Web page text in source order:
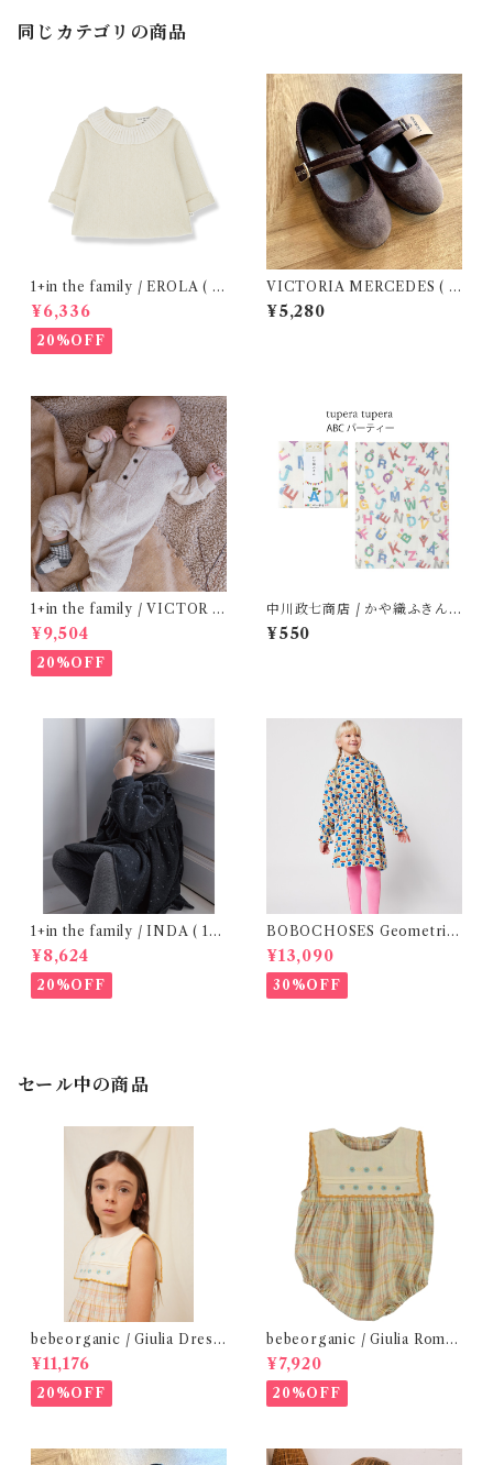
同じカテゴリの商品
1+in the family / EROLA ( 2
4m )
¥6,336
20%OFF
VICTORIA MERCEDES ( 2
9-34 / Testa )
¥5,280
1+in the family / VICTOR (
12m )
¥9,504
20%OFF
中川政七商店 / かや織ふきん (
tupera tupera ABCパーティ
ー)
¥550
1+in the family / INDA ( 12-
48m )
¥8,624
20%OFF
BOBOCHOSES Geometric
Scacs all over dress / 4-8Y
¥13,090
30%OFF
セール中の商品
bebeorganic / Giulia Dress
Lagoon Check (2-6y)
¥11,176
20%OFF
bebeorganic / Giulia Romp
er Lagoon Check( 6・12ｍ)
¥7,920
20%OFF